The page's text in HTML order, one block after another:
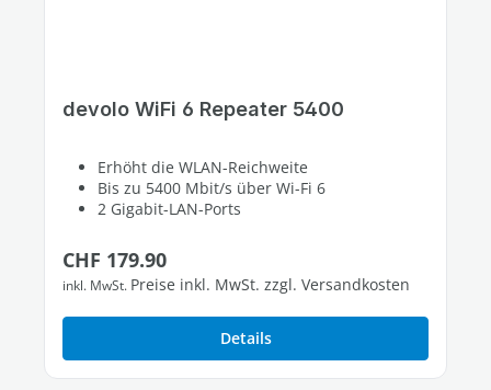
devolo WiFi 6 Repeater 5400
Erhöht die WLAN-Reichweite
Bis zu 5400 Mbit/s über Wi-Fi 6
2 Gigabit-LAN-Ports
Regulärer Preis:
CHF 179.90
inkl. MwSt. Preise inkl. MwSt. zzgl. Versandkosten
Details